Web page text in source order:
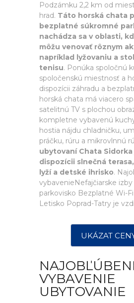
Podzámku 2,2 km od
hrad. Táto horská chata
bezplatné súkromné
nachádza sa v oblasti,
môžu venovať rôznym
napríklad lyžovaniu a
tenisu. Ponúka spoločnú
spoločenskú miestnosť a
dispozícii záhradu a
horská chata má viacero
satelitnú TV s plochou
kompletne vybavenú
hostia nájdu chladničku,
práčku, rúru a mikrovlnnú
ubytovaní Chata Sidorka
dispozícii slnečná
lyží a detské ihrisko.
vybavenieNefajčiarske
parkovisko Bezplatné Wi-
Letisko Poprad-Tatry je
UKÁZAT
VYBAVENIE
UBYTOVANIE